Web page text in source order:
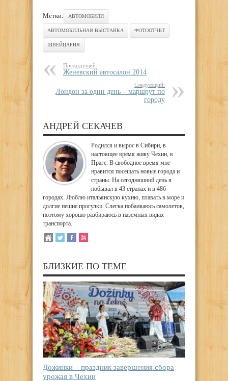
Метки: АВТОМОБИЛИ
АВТОМОБИЛЬНАЯ ВЫСТАВКА ФОТООТЧЕТ
ШВЕЙЦАРИЯ
Предыдущий:
Женевский автосалон 2014
Следующий:
Лондон за один день – маршрут по
городу
АНДРЕЙ СЕКАЧЕВ
Родился и вырос в Сибири, в
настоящее время живу Чехии, в
Праге. В свободное время мне
нравится посещать новые города и
страны. На сегодняшний день я
побывал в 43 странах и в 486
городах. Люблю итальянскую кухню, плавать в море и
долгие пешие прогулки. Слегка побаиваюсь самолетов,
поэтому хорошо разбираюсь в наземных видах
транспорта.
БЛИЗКИЕ ПО ТЕМЕ
Дожинки – праздник завершения сбора
урожая в Чехии